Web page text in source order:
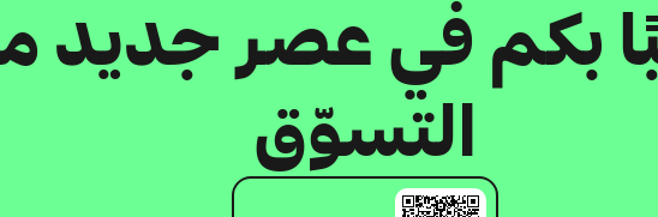
بكم في عصر جديد
التسوّق